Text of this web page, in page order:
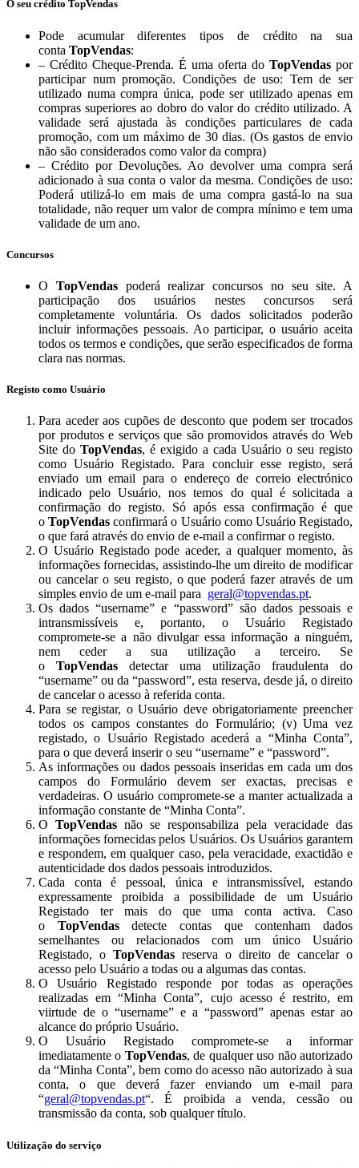
O seu crédito TopVendas
Pode acumular diferentes tipos de crédito na sua
conta TopVendas:
– Crédito Cheque-Prenda. É uma oferta do TopVendas por
participar num promoção. Condições de uso: Tem de ser
utilizado numa compra única, pode ser utilizado apenas em
compras superiores ao dobro do valor do crédito utilizado. A
validade será ajustada às condições particulares de cada
promoção, com um máximo de 30 dias. (Os gastos de envio
não são considerados como valor da compra)
– Crédito por Devoluções. Ao devolver uma compra será
adicionado à sua conta o valor da mesma. Condições de uso:
Poderá utilizá-lo em mais de uma compra gastá-lo na sua
totalidade, não requer um valor de compra mínimo e tem uma
validade de um ano.
Concursos
O TopVendaspoderá realizar concursos no seu site. A
participação dos usuários nestes concursos será
completamente voluntária. Os dados solicitados poderão
incluir informações pessoais. Ao participar, o usuário aceita
todos os termos e condições, que serão especificados de forma
clara nas normas.
Registo como Usuário
Para aceder aos cupões de desconto que podem ser trocados
por produtos e serviços que são promovidos através do Web
Site do TopVendas, é exigido a cada Usuário o seu registo
como Usuário Registado. Para concluir esse registo, será
enviado um email para o endereço de correio electrónico
indicado pelo Usuário, nos temos do qual é solicitada a
confirmação do registo. Só após essa confirmação é que
oTopVendas confirmará o Usuário como Usuário Registado,
o que fará através do envio de e-mail a confirmar o registo.
O Usuário Registado pode aceder, a qualquer momento, às
informações fornecidas, assistindo-lhe um direito de modificar
ou cancelar o seu registo, o que poderá fazer através de um
simples envio de um e-mail para geral@topvendas.pt.
Os dados “username” e “password” são dados pessoais e
intransmissíveis e, portanto, o Usuário Registado
compromete-se a não divulgar essa informação a ninguém,
nem ceder a sua utilização a terceiro. Se
o TopVendas detectar uma utilização fraudulenta do
“username” ou da “password”, esta reserva, desde já, o direito
de cancelar o acesso à referida conta.
Para se registar, o Usuário deve obrigatoriamente preencher
todos os campos constantes do Formulário; (v) Uma vez
registado, o Usuário Registado acederá a “Minha Conta”,
para o que deverá inserir o seu “username” e “password”.
As informações ou dados pessoais inseridas em cada um dos
campos do Formulário devem ser exactas, precisas e
verdadeiras. O usuário compromete-se a manter actualizada a
informação constante de “Minha Conta”.
O TopVendas não se responsabiliza pela veracidade das
informações fornecidas pelos Usuários. Os Usuários garantem
e respondem, em qualquer caso, pela veracidade, exactidão e
autenticidade dos dados pessoais introduzidos.
Cada conta é pessoal, única e intransmissível, estando
expressamente proibida a possibilidade de um Usuário
Registado ter mais do que uma conta activa. Caso
o TopVendasdetecte contas que contenham dados
semelhantes ou relacionados com um único Usuário
Registado, o TopVendas reserva o direito de cancelar o
acesso pelo Usuário a todas ou a algumas das contas.
O Usuário Registado responde por todas as operações
realizadas em “Minha Conta”, cujo acesso é restrito, em
viirtude de o “username” e a “password” apenas estar ao
alcance do próprio Usuário.
O Usuário Registado compromete-se a informar
imediatamente o TopVendas, de qualquer uso não autorizado
da “Minha Conta”, bem como do acesso não autorizado à sua
conta, o que deverá fazer enviando um e-mail para
“geral@topvendas.pt“. É proibida a venda, cessão ou
transmissão da conta, sob qualquer título.
Utilização do serviço